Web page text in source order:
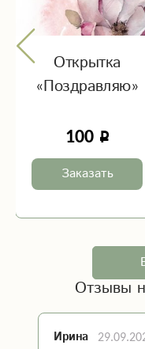
Открытка
«Поздравляю»
100
Заказать
Отзывы
Ирина